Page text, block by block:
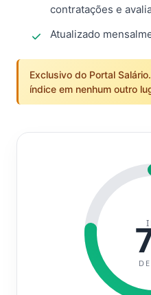
contratações e
Atualizado
Exclusivo do Portal
índice em nenhum outro